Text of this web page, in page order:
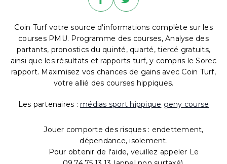
Coin Turf votre source d'informations complète sur les
courses PMU. Programme des courses, Analyse des
partants, pronostics du quinté, quarté, tiercé gratuits,
ainsi que les résultats et rapports turf, y compris le Sorec
rapport. Maximisez vos chances de gains avec Coin Turf,
votre allié des courses hippiques.
Les partenaires : médias sport hippique geny course
Jouer comporte des risques : endettement,
dépendance, isolement.
Pour obtenir de l'aide, veuillez appeler Le